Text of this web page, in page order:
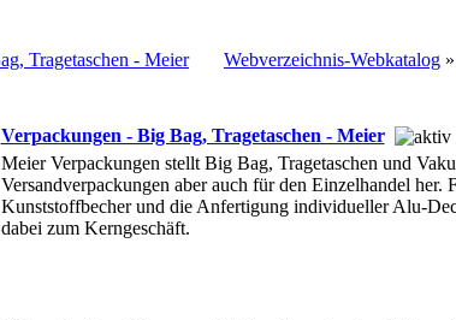
Webverzeichnis-Webkatalog
Verpackungen - Big Bag, Tragetaschen - Meier
Meier Verpackungen stellt Big Bag, Tragetaschen und
Versandverpackungen aber auch für den Einzelhandel her.
Kunststoffbecher und die Anfertigung individueller Alu-
dabei zum Kerngeschäft.